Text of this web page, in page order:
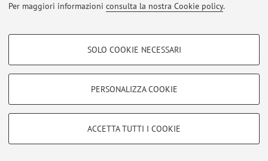
Per maggiori informazioni consulta la nostra Cookie policy.
COOKIE DI PROFILAZIONE - FACOLTATIVI
COOKIE TECNICI - NECESSARI
Si tratta di cookie tecnici utilizzati, a titolo esemplificativo, per il corretto
SOLO COOKIE NECESSARI
PERSONALIZZA COOKIE
ACCETTA TUTTI I COOKIE
Area riservata
Accedi tramiteloginper gestire tutti i contenuti del sito.
Zamboni, 33 - 40126 Bologna - Partita IVA: 01131710376